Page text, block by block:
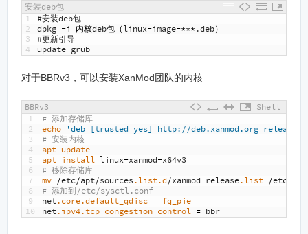
安装deb包
1
2
3
4
#安装deb包
dpkg -i 内核deb包（linux-image-***.deb）
#更新引导
update-grub
对于BBRv3，可以安装XanMod团队的内核
BBRv3
Shell
1
2
3
4
5
6
7
8
9
10
# 添加存储库
echo 'deb [trusted=yes] http://deb.xanmod.org releases
# 安装内核
apt update
apt install linux-xanmod-x64v3
# 移除存储库
mv /etc/apt/sources.list.d/xanmod-release.list /etc
# 添加到/etc/sysctl.conf
net.core.default_qdisc = fq_pie
net.ipv4.tcp_congestion_control = bbr